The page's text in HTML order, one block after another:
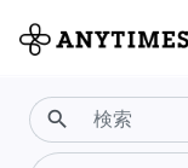
search